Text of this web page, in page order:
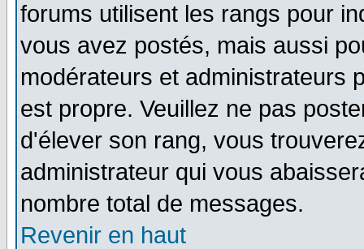
forums utilisent les rangs pour
vous avez postés, mais aussi
modérateurs et administrateurs
est propre. Veuillez ne pas
d'élever son rang, vous
administrateur qui vous
nombre total de messages.
Revenir en haut